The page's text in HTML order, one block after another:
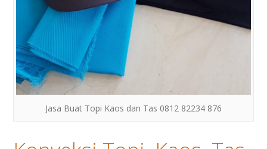
Jasa Buat Topi Kaos dan Tas 0812 82234 876